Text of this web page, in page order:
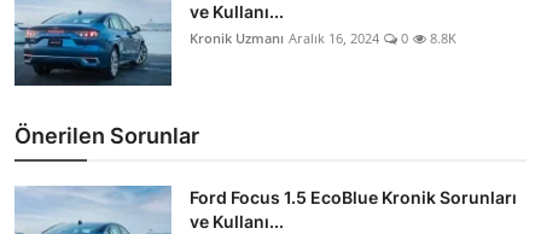
ve Kullanı...
Kronik Uzmanı Aralık 16, 2024 0 8.8K
Önerilen Sorunlar
Ford Focus 1.5 EcoBlue Kronik Sorunları
ve Kullanı...